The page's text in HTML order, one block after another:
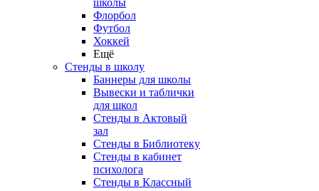
школы
Флорбол
Футбол
Хоккей
Ещё
Стенды в школу
Баннеры для школы
Вывески и таблички
для школ
Стенды в Актовый
зал
Стенды в Библиотеку
Стенды в кабинет
психолога
Стенды в Классный